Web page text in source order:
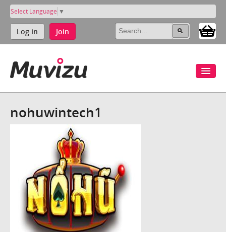
Select Language ▼
Log in Join
nohuwintech1